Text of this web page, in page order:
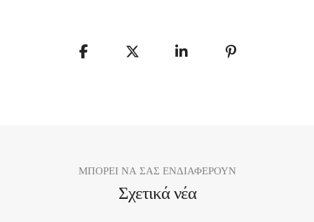
ΜΠΟΡΕΙ ΝΑ ΣΑΣ ΕΝΔΙΑΦΕΡΟΥΝ
Σχετικά νέα